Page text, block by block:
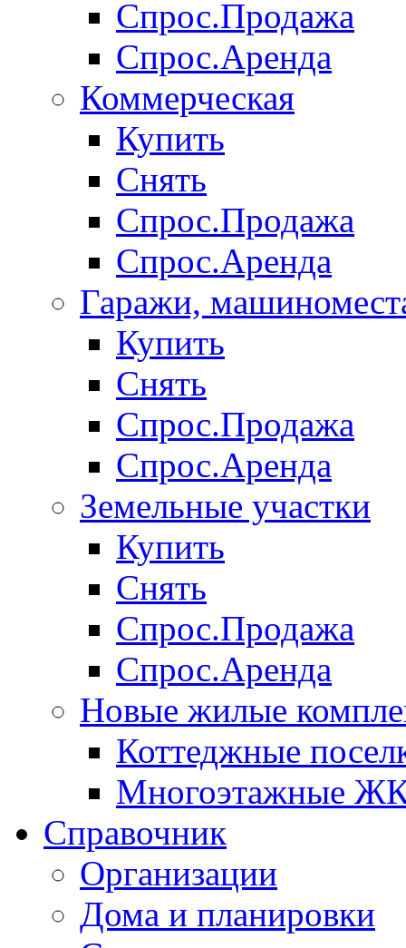
Спрос.Продажа
Спрос.Аренда
Коммерческая
Купить
Снять
Спрос.Продажа
Спрос.Аренда
Гаражи,
Купить
Снять
Спрос.Продажа
Спрос.Аренда
Земельные участки
Купить
Снять
Спрос.Продажа
Спрос.Аренда
Новые жилые
Коттеджные
Многоэтажные
Справочник
Организации
Дома и планировки